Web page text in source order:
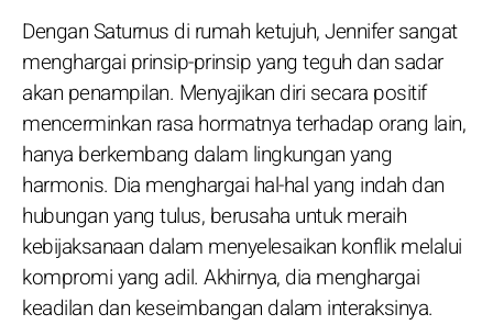
Dengan Saturnus di rumah ketujuh, Jennifer sangat
menghargai prinsip-prinsip yang teguh dan sadar
akan penampilan. Menyajikan diri secara positif
mencerminkan rasa hormatnya terhadap orang lain,
hanya berkembang dalam lingkungan yang
harmonis. Dia menghargai hal-hal yang indah dan
hubungan yang tulus, berusaha untuk meraih
kebijaksanaan dalam menyelesaikan konflik melalui
kompromi yang adil. Akhirnya, dia menghargai
keadilan dan keseimbangan dalam interaksinya.